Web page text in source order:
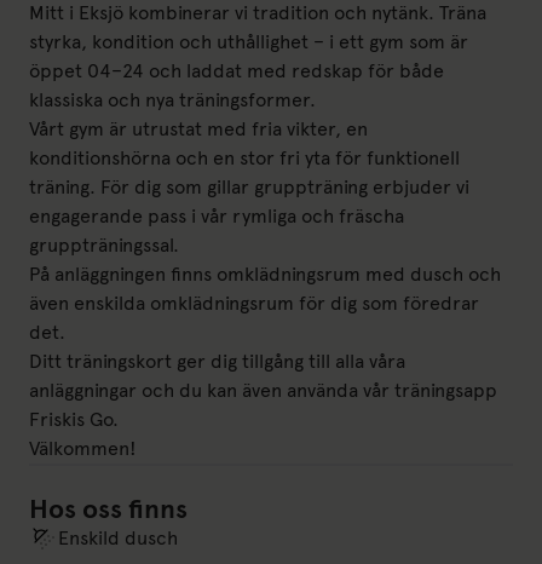
Mitt i Eksjö kombinerar vi tradition och nytänk. Träna
styrka, kondition och uthållighet – i ett gym som är
öppet 04–24 och laddat med redskap för både
klassiska och nya träningsformer.
Vårt gym är utrustat med fria vikter, en
konditionshörna och en stor fri yta för funktionell
träning. För dig som gillar gruppträning erbjuder vi
engagerande pass i vår rymliga och fräscha
gruppträningssal.
På anläggningen finns omklädningsrum med dusch och
även enskilda omklädningsrum för dig som föredrar
det.
Ditt träningskort ger dig tillgång till alla våra
anläggningar och du kan även använda vår träningsapp
Friskis Go.
Välkommen!
Hos oss finns
Enskild dusch